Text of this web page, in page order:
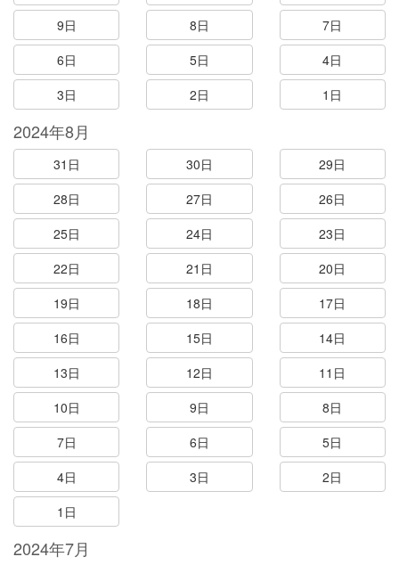
9日
8日
7日
6日
5日
4日
3日
2日 1日
2024年8月
31日 30日
29日
28日
27日
26日
25日
24日
23日
22日
21日
20日
19日
18日
17日
16日
15日
14日
13日
12日
11日
10日
9日
8日
7日
6日
5日
4日
3日
2日
1日
2024年7月